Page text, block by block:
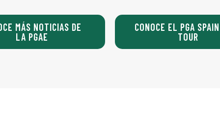
MÁS NOTICIAS DE
LA PGAE
CONOCE EL PGA
TOUR